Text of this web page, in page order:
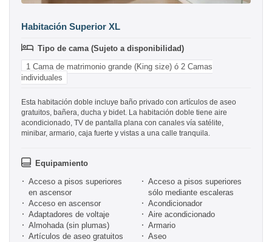
Habitación Superior XL
Tipo de cama (Sujeto a disponibilidad)
1 Cama de matrimonio grande (King size) ó 2 Camas
individuales
Esta habitación doble incluye baño privado con artículos de aseo
gratuitos, bañera, ducha y bidet. La habitación doble tiene aire
acondicionado, TV de pantalla plana con canales vía satélite,
minibar, armario, caja fuerte y vistas a una calle tranquila.
Equipamiento
Acceso a pisos superiores
en ascensor
Acceso a pisos superiores
sólo mediante escaleras
Acceso en ascensor
Acondicionador
Adaptadores de voltaje
Aire acondicionado
Almohada (sin plumas)
Armario
Artículos de aseo gratuitos
Aseo